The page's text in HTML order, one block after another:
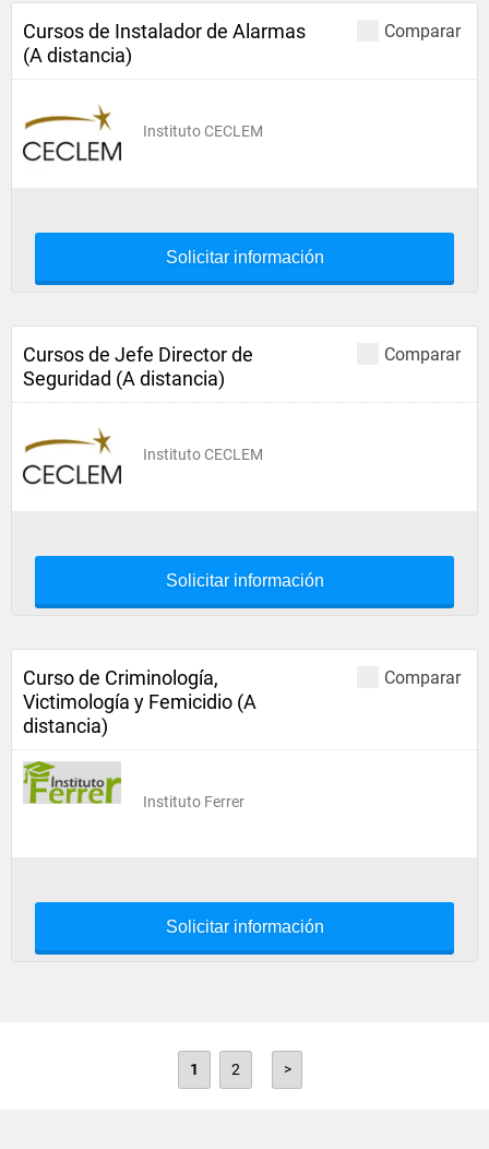
Comparar
Cursos de Instalador de Alarmas
(A distancia)
Instituto CECLEM
Solicitar información
Comparar
Cursos de Jefe Director de
Seguridad (A distancia)
Instituto CECLEM
Solicitar información
Comparar
Curso de Criminología,
Victimología y Femicidio (A
distancia)
Instituto Ferrer
Solicitar información
1 2 >